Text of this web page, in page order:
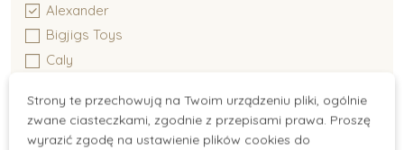
Zabawki dla niemowlaków
Alexander
Bigjigs Toys
Caly
CreaToys
CUBIKA
Strony te przechowują na Twoim urządzeniu pliki, ogólnie
zwane ciasteczkami, zgodnie z przepisami prawa. Proszę
wyrazić zgodę na ustawienie plików cookies do